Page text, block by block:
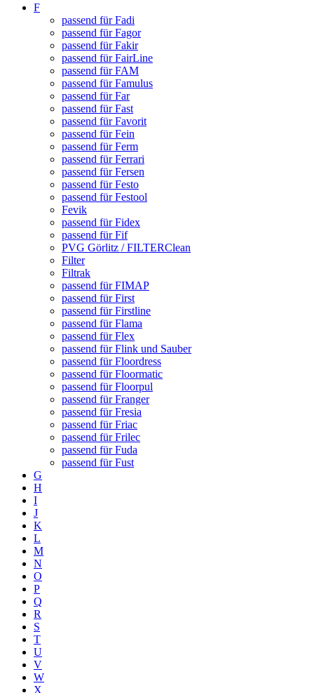
F
passend für Fadi
passend für Fagor
passend für Fakir
passend für FairLine
passend für FAM
passend für Famulus
passend für Far
passend für Fast
passend für Favorit
passend für Fein
passend für Ferm
passend für Ferrari
passend für Fersen
passend für Festo
passend für Festool
Fevik
passend für Fidex
passend für Fif
PVG Görlitz / FILTERClean
Filter
Filtrak
passend für FIMAP
passend für First
passend für Firstline
passend für Flama
passend für Flex
passend für Flink und Sauber
passend für Floordress
passend für Floormatic
passend für Floorpul
passend für Franger
passend für Fresia
passend für Friac
passend für Frilec
passend für Fuda
passend für Fust
G
H
I
J
K
L
M
N
O
P
Q
R
S
T
U
V
W
X